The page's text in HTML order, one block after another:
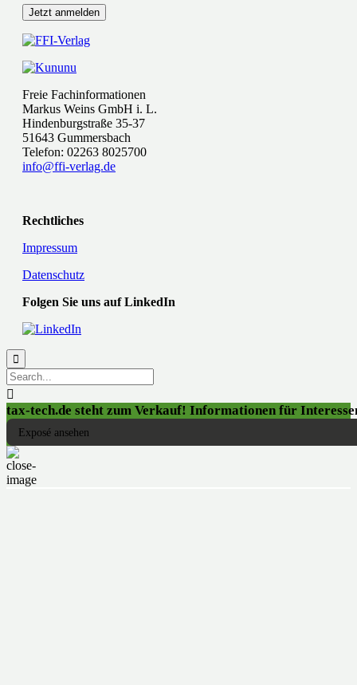
Freie Fachinformationen
Markus Weins GmbH i. L.
Hindenburgstraße 35-37
51643 Gummersbach
Telefon: 02263 8025700
info@ffi-verlag.de
Rechtliches
Impressum
Datenschutz
Folgen Sie uns auf LinkedIn


tax-tech.de steht zum Verkauf! Informationen für
Exposé ansehen